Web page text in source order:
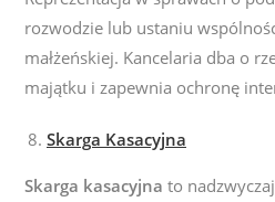
rozwodzie lub ustaniu
małżeńskiej. Kancelaria dba o
majątku i zapewnia ochronę
Skarga Kasacyjna
Skarga kasacyjna to